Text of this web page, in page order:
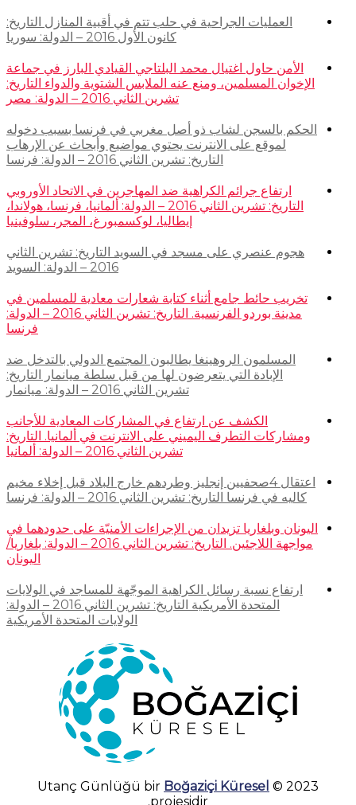
العمليات الجراحية في حلب تتم في أقبية المنازل التاريخ:
كانون الأول 2016 – الدولة: سوريا
الأمن حاول اغتيال محمد البلتاجي القيادي البارز في جماعة
الإخوان المسلمين، ومنع عنه الملابس الشتوية والدواء التاريخ:
تشرين الثاني 2016 – الدولة: مصر
الحكم بالسجن لشاب ذو أصل مغربي في فرنسا بسبب دخوله
لموقع على الانترنت يحتوي مواضيع وأبحاث عن الإرهاب
التاريخ: تشرين الثاني 2016 – الدولة: فرنسا
ارتفاع جرائم الكراهية ضد المهاجرين في الاتحاد الأوروبي
التاريخ: تشرين الثاني 2016 – الدولة: ألمانيا، فرنسا، هولاندا،
إيطاليا، لوكسمبورغ، المجر، سلوفينيا
هجوم عنصري على مسجد في السويد التاريخ: تشرين الثاني
2016 – الدولة: السويد
تخريب حائط جامع أثناء كتابة شعارات معادية للمسلمين في
مدينة بوردو الفرنسية. التاريخ: تشرين الثاني 2016 – الدولة:
فرنسا
المسلمون الروهينغا يطالبون المجتمع الدولي بالتدخل ضد
الإبادة التي يتعرضون لها من قبل سلطة ميانمار التاريخ:
تشرين الثاني 2016 – الدولة: ميانمار
الكشف عن ارتفاع في المشاركات المعادية للأجانب
ومشاركات التطرف اليميني على الانترنت في ألمانيا. التاريخ:
تشرين الثاني 2016 – الدولة: ألمانيا
اعتقال 4صحفيين إنجليز وطردهم خارج البلاد قبل إخلاء مخيم
كاليه في فرنسا التاريخ: تشرين الثاني 2016 – الدولة: فرنسا
اليونان وبلغاريا تزيدان من الإجراءات الأمنيّة على حدودهما في
مواجهة اللاجئين. التاريخ: تشرين الثاني 2016 – الدولة: بلغاريا/
اليونان
ارتفاع نسبة رسائل الكراهية الموجّهة للمساجد في الولايات
المتحدة الأمريكية التاريخ: تشرين الثاني 2016 – الدولة:
الولايات المتحدة الأمريكية
2023 © Utanç Günlüğü bir
Boğaziçi Küresel
projesidir.